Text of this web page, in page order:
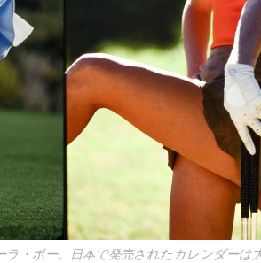
・ボー。日本で発売されたカレンダーは